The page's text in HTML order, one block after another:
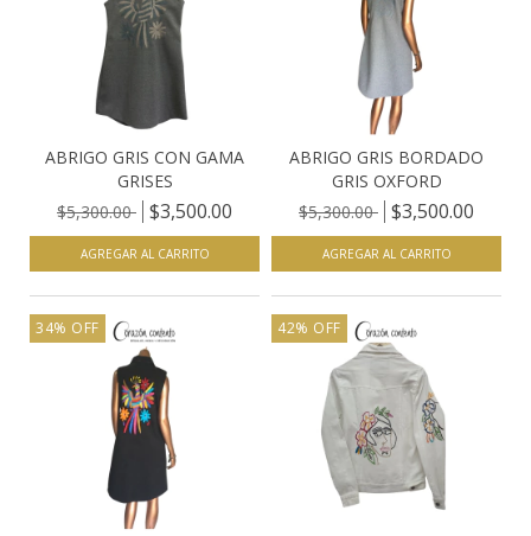
ABRIGO GRIS CON GAMA
GRISES
$5,300.00 $3,500.00
AGREGAR AL CARRITO
ABRIGO GRIS BORDADO
GRIS OXFORD
$5,300.00 $3,500.00
AGREGAR AL CARRITO
34% OFF 42% OFF